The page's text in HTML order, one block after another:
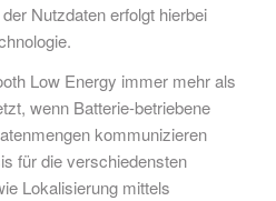
Nutzdaten erfolgt hierbei
Low Energy immer mehr als
wenn Batterie-betriebene
kommunizieren
für die verschiedensten
Lokalisierung mittels